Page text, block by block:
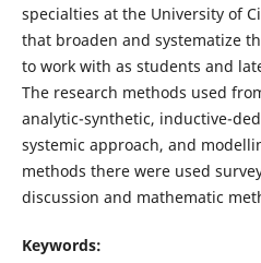
specialties at the University of
that broaden and systematize
to work with as students and
The research methods used
analytic-synthetic, inductive-
systemic approach, and
methods there were used
discussion and mathematic
Keywords: